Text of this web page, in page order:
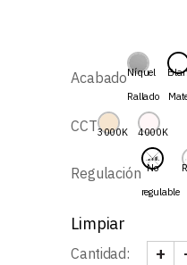
20,78 EUR
hasta
31,78 EUR
AcabadoNíquel
Rallado
CCT3000K 4000K
Regulación No
regulable
Limpiar
Cantidad: +